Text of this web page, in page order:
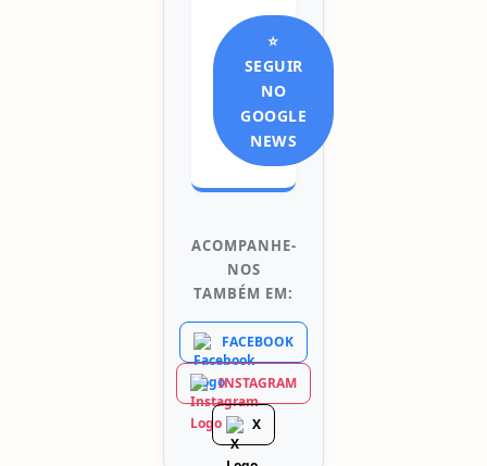
⭐
SEGUIR
NO
GOOGLE
NEWS
ACOMPANHE-
NOS
TAMBÉM EM:
FACEBOOK
INSTAGRAM
X